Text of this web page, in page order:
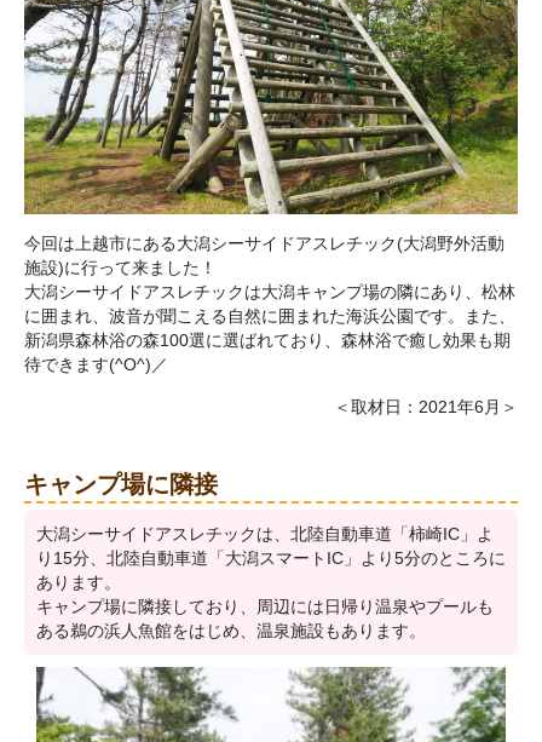
今回は上越市にある大潟シーサイドアスレチック(大潟野外活動
施設)に行って来ました！
大潟シーサイドアスレチックは大潟キャンプ場の隣にあり、松林
に囲まれ、波音が聞こえる自然に囲まれた海浜公園です。また、
新潟県森林浴の森100選に選ばれており、森林浴で癒し効果も期
待できます(^O^)／
＜取材日：2021年6月＞
キャンプ場に隣接
大潟シーサイドアスレチックは、北陸自動車道「柿崎IC」よ
り15分、北陸自動車道「大潟スマートIC」より5分のところに
あります。
キャンプ場に隣接しており、周辺には日帰り温泉やプールも
ある鵜の浜人魚館をはじめ、温泉施設もあります。